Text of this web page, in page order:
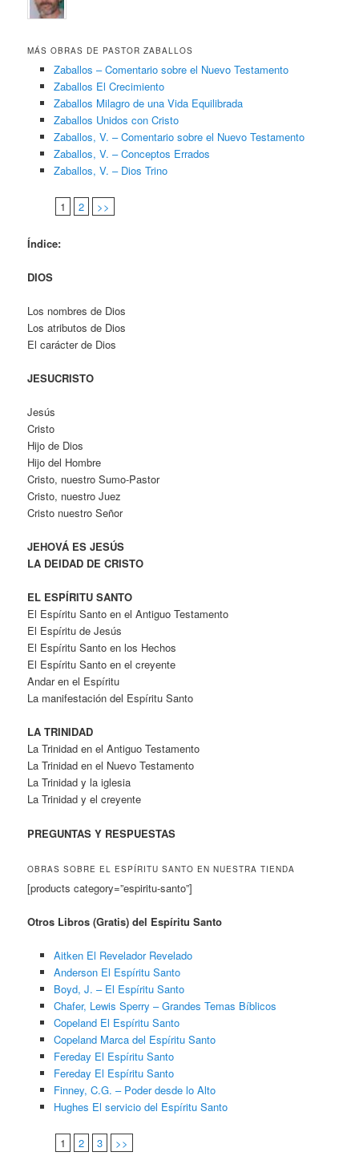
MÁS OBRAS DE PASTOR ZABALLOS
Zaballos – Comentario sobre el Nuevo Testamento
Zaballos El Crecimiento
Zaballos Milagro de una Vida Equilibrada
Zaballos Unidos con Cristo
Zaballos, V. – Comentario sobre el Nuevo Testamento
Zaballos, V. – Conceptos Errados
Zaballos, V. – Dios Trino
1 2 >>
Índice:
DIOS
Los nombres de Dios
Los atributos de Dios
El carácter de Dios
JESUCRISTO
Jesús
Cristo
Hijo de Dios
Hijo del Hombre
Cristo, nuestro Sumo-Pastor
Cristo, nuestro Juez
Cristo nuestro Señor
JEHOVÁ ES JESÚS
LA DEIDAD DE CRISTO
EL ESPÍRITU SANTO
El Espíritu Santo en el Antiguo Testamento
El Espíritu de Jesús
El Espíritu Santo en los Hechos
El Espíritu Santo en el creyente
Andar en el Espíritu
La manifestación del Espíritu Santo
LA TRINIDAD
La Trinidad en el Antiguo Testamento
La Trinidad en el Nuevo Testamento
La Trinidad y la iglesia
La Trinidad y el creyente
PREGUNTAS Y RESPUESTAS
OBRAS SOBRE EL ESPÍRITU SANTO EN NUESTRA TIENDA
[products category=”espiritu-santo”]
Otros Libros (Gratis) del Espíritu Santo
Aitken El Revelador Revelado
Anderson El Espíritu Santo
Boyd, J. – El Espíritu Santo
Chafer, Lewis Sperry – Grandes Temas Bíblicos
Copeland El Espíritu Santo
Copeland Marca del Espíritu Santo
Fereday El Espíritu Santo
Fereday El Espíritu Santo
Finney, C.G. – Poder desde lo Alto
Hughes El servicio del Espíritu Santo
1 2 3 >>